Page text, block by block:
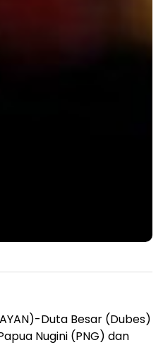
Duta Besar (Dubes)
Nugini (PNG) dan